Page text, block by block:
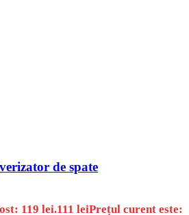
de spate
119 lei.111 leiPrețul curent este: